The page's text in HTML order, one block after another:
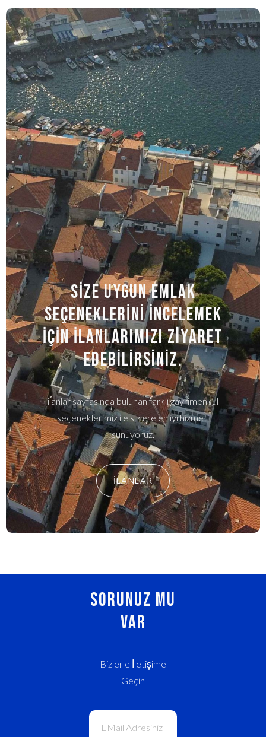
SİZE UYGUN EMLAK
SEÇENEKLERİNİ İNCELEMEK
İÇİN İLANLARIMızı ziyaret
edebilirsiniz.
ilanlar sayfasında bulunan farklı gayrimenkul
seçeneklerimiz ile sizlere en iyi hizmeti
sunuyoruz.
İLANLAR
Sorunuz MU
Var
Bizlerle İletişime
Geçin